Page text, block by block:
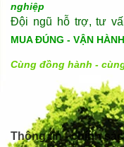
nghiệp
Đội ngũ hỗ trợ, tư
MUA ĐÚNG - VẬN
Cùng đồng hành -
Thông tin - chính